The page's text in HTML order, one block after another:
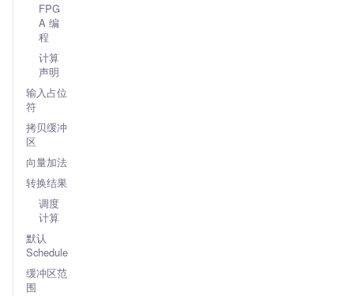
FPG
A 编
程
计算
声明
输入占位
符
拷贝缓冲
区
向量加法
转换结果
调度
计算
默认
Schedule
缓冲区范
围